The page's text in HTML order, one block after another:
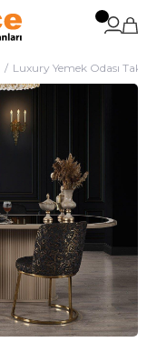
Luxury Yemek Odası